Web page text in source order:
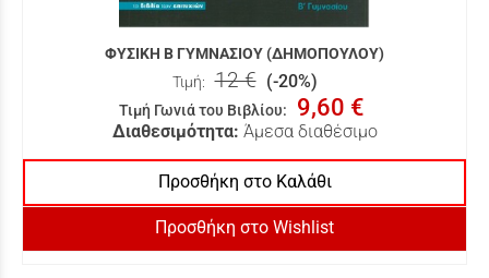
ΦΥΣΙΚΗ Β ΓΥΜΝΑΣΙΟΥ (ΔΗΜΟΠΟΥΛΟΥ)
Τιμή: 12 € (-20%)
Τιμή Γωνιά του Βιβλίου: 9,60 €
Διαθεσιμότητα: Άμεσα διαθέσιμο
Προσθήκη στο Καλάθι
Προσθήκη στο Wishlist